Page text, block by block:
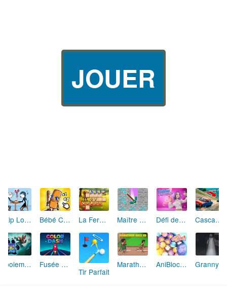
JOUER
Skip Love: L'Amour en Péril Bébé Clic Italien: La Folie des Petits Bambins La Ferme des Mots - Cultivez votre Vocabulaire Maître de la Destruction: Fusion de Pioches Défi de Mode: Star du Podium Cascades Folles 3D
Aboiement Stellaire : Aventure Canine Fusée Chromatique: La Course des Couleurs
Tir Parfait
Marathon Champion io AniBlocos: Connecte les Animaux Mignons!